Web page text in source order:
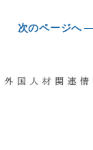
次のページへ